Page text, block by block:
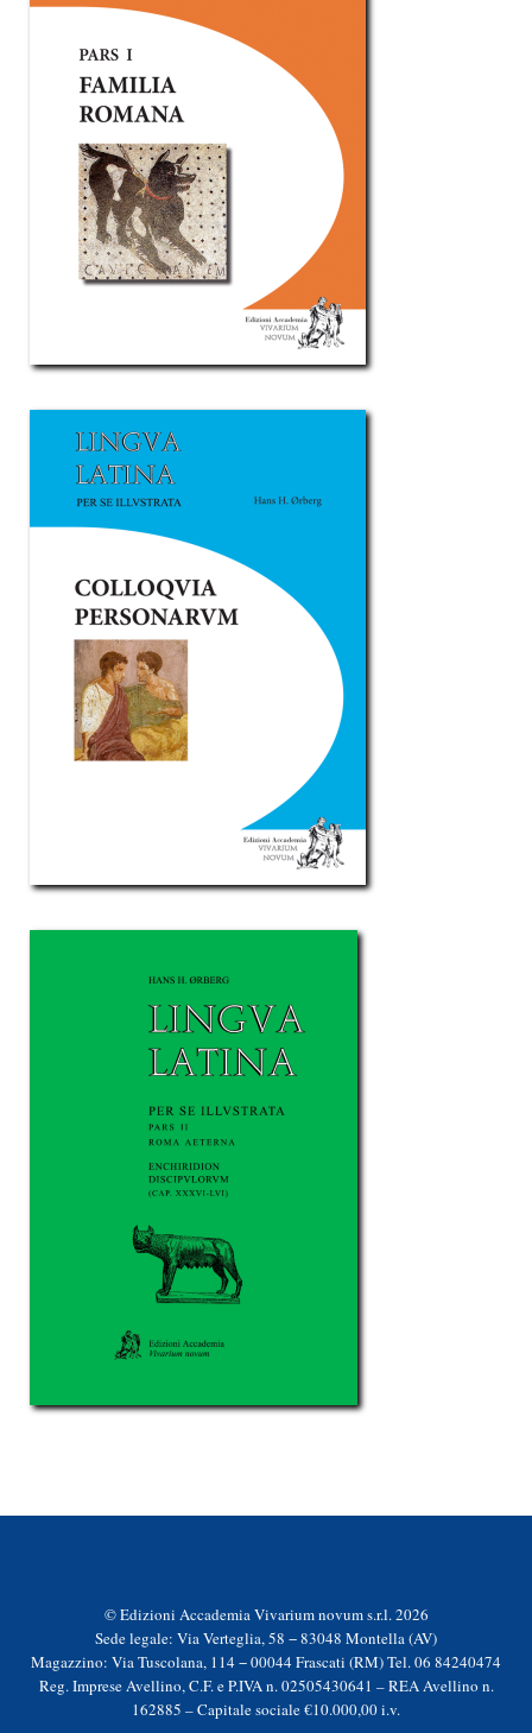
© Edizioni Accademia Vivarium novum s.r.l. 2026
Sede legale: Via Verteglia, 58 − 83048 Montella (AV)
Magazzino: Via Tuscolana, 114 − 00044 Frascati (RM) Tel. 06 84240474
Reg. Imprese Avellino, C.F. e P.IVA n. 02505430641 – REA Avellino n.
162885 – Capitale sociale €10.000,00 i.v.